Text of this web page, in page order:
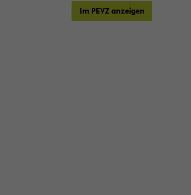
Im PEVZ an­zei­gen